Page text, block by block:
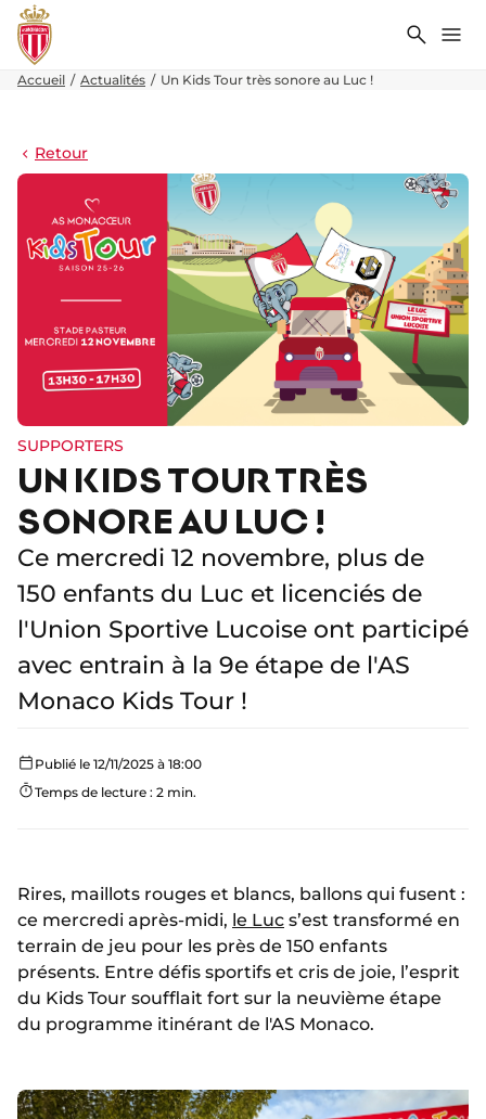
Accueil Actualités Un Kids Tour très sonore au Luc !
Retour
SUPPORTERS
UN KIDS TOUR TRÈS
SONORE AU LUC !
Ce mercredi 12 novembre, plus de
150 enfants du Luc et licenciés de
l'Union Sportive Lucoise ont participé
avec entrain à la 9e étape de l'AS
Monaco Kids Tour !
Publié le 12/11/2025 à 18:00
Temps de lecture : 2 min.
Rires, maillots rouges et blancs, ballons qui fusent :
ce mercredi après-midi, le Luc s’est transformé en
terrain de jeu pour les près de 150 enfants
présents. Entre défis sportifs et cris de joie, l’esprit
du Kids Tour soufflait fort sur la neuvième étape
du programme itinérant de l'AS Monaco.